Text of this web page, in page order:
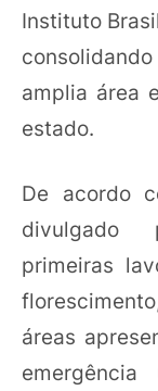
Instituto
amplia área
estado.
De acordo
divulgado
primeiras
áreas
emergência